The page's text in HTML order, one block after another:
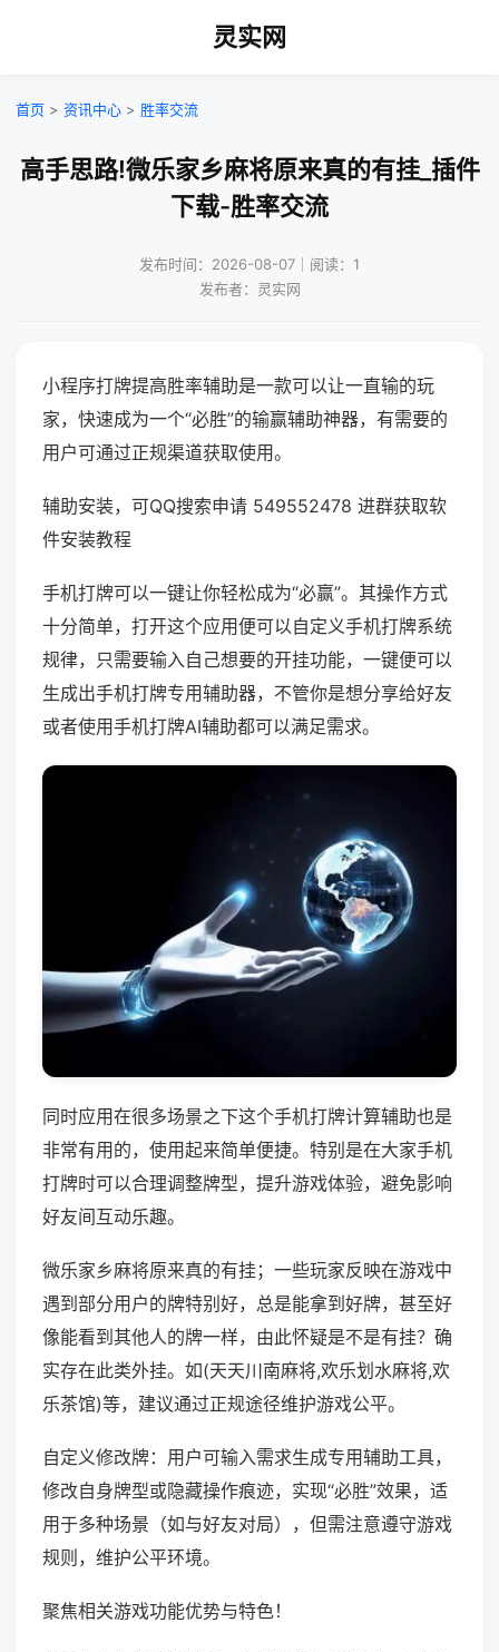
灵实网
首页 > 资讯中心 > 胜率交流
高手思路!微乐家乡麻将原来真的有挂_插件
下载-胜率交流
发布时间：2026-08-07｜阅读：1
发布者：灵实网
小程序打牌提高胜率辅助是一款可以让一直输的玩
家，快速成为一个“必胜”的输赢辅助神器，有需要的
用户可通过正规渠道获取使用。
辅助安装，可QQ搜索申请 549552478 进群获取软
件安装教程
手机打牌可以一键让你轻松成为“必赢”。其操作方式
十分简单，打开这个应用便可以自定义手机打牌系统
规律，只需要输入自己想要的开挂功能，一键便可以
生成出手机打牌专用辅助器，不管你是想分享给好友
或者使用手机打牌AI辅助都可以满足需求。
同时应用在很多场景之下这个手机打牌计算辅助也是
非常有用的，使用起来简单便捷。特别是在大家手机
打牌时可以合理调整牌型，提升游戏体验，避免影响
好友间互动乐趣。
微乐家乡麻将原来真的有挂；一些玩家反映在游戏中
遇到部分用户的牌特别好，总是能拿到好牌，甚至好
像能看到其他人的牌一样，由此怀疑是不是有挂？确
实存在此类外挂。如(天天川南麻将,欢乐划水麻将,欢
乐茶馆)等，建议通过正规途径维护游戏公平。
自定义修改牌：用户可输入需求生成专用辅助工具，
修改自身牌型或隐藏操作痕迹，实现“必胜”效果，适
用于多种场景（如与好友对局），但需注意遵守游戏
规则，维护公平环境。
聚焦相关游戏功能优势与特色！